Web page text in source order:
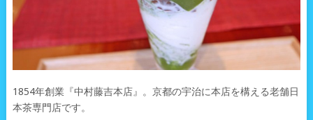
1854年創業『中村藤吉本店』。京都の宇治に本店を構える老舗日
本茶専門店です。